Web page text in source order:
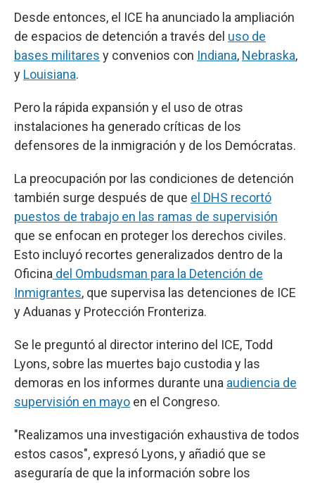
Desde entonces, el ICE ha anunciado la ampliación
de espacios de detención a través del uso de
bases militares y convenios con Indiana, Nebraska,
y Louisiana.
Pero la rápida expansión y el uso de otras
instalaciones ha generado críticas de los
defensores de la inmigración y de los Demócratas.
La preocupación por las condiciones de detención
también surge después de que el DHS recortó
puestos de trabajo en las ramas de supervisión
que se enfocan en proteger los derechos civiles.
Esto incluyó recortes generalizados dentro de la
Oficina del Ombudsman para la Detención de
Inmigrantes, que supervisa las detenciones de ICE
y Aduanas y Protección Fronteriza.
Se le preguntó al director interino del ICE, Todd
Lyons, sobre las muertes bajo custodia y las
demoras en los informes durante una audiencia de
supervisión en mayo en el Congreso.
"Realizamos una investigación exhaustiva de todos
estos casos", expresó Lyons, y añadió que se
aseguraría de que la información sobre los